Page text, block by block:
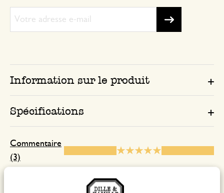
Information sur le produit
Spécifications
Commentaire
(3)
Afficher les avis